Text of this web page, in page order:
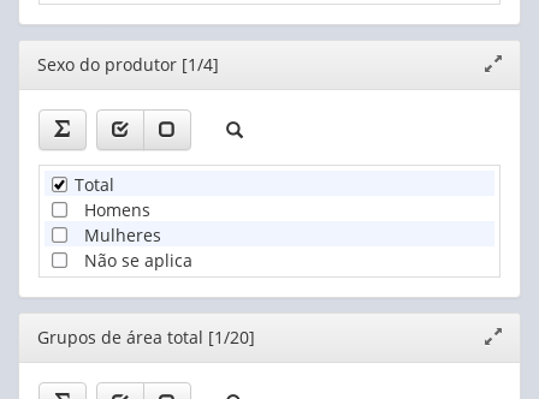
Editor
janela
Sexo do produtor [1/4]
Total
Homens
Mulheres
Não se aplica
Editor
janela
Grupos de área total [1/20]